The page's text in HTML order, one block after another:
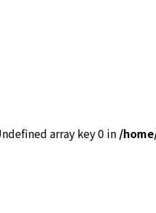
array key 0 in /